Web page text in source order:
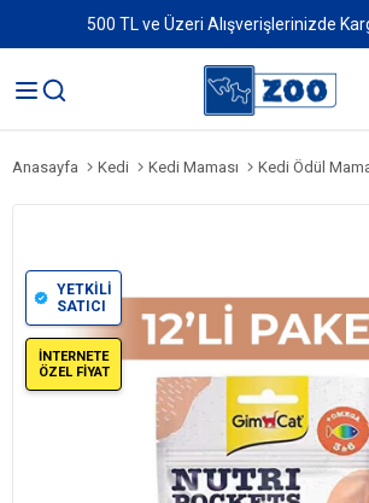
500 TL ve Üzeri Alışverişlerinizde
Anasayfa Kedi Kedi Maması Kedi Ödül
YETKİLİ
SATICI
İNTERNETE
ÖZEL FİYAT